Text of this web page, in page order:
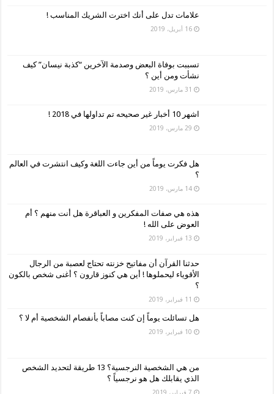
علامات تدل على أنك اخترت الشريك المناسب !
16 أبريل، 2019
تسببت بوفاة البعض وصدمة الآخرين “كذبة نيسان” كيف
نشأت ومن أين ؟
31 مارس، 2019
اشهر 10 أخبار غير صحيحه تم تداولها في 2018 !
29 مارس، 2019
هل فكرت يوماً من أين جاءت اللغة وكيف انتشرت في العالم
؟
14 مارس، 2019
هذه هي صفات المفكرين و العباقرة هل أنت منهم ؟ أم
العوض على الله !
13 فبراير، 2019
حدثنا القرآن أن مفاتيح خزنته تحتاج لعصبة من الرجال
الأقوياء ليحملوها ! أين هي كنوز قارون ؟ أغنى شخص بالكون
؟
11 فبراير، 2019
هل تسائلت يوماً إن كنت مصاباً بأنفصام الشخصية أم لا ؟
10 فبراير، 2019
من هي الشخصية النرجسية؟ 13 طريقة لتحديد الشخص
الذي يقابلك هل هو نرجسياً ؟
7 فبراير، 2019